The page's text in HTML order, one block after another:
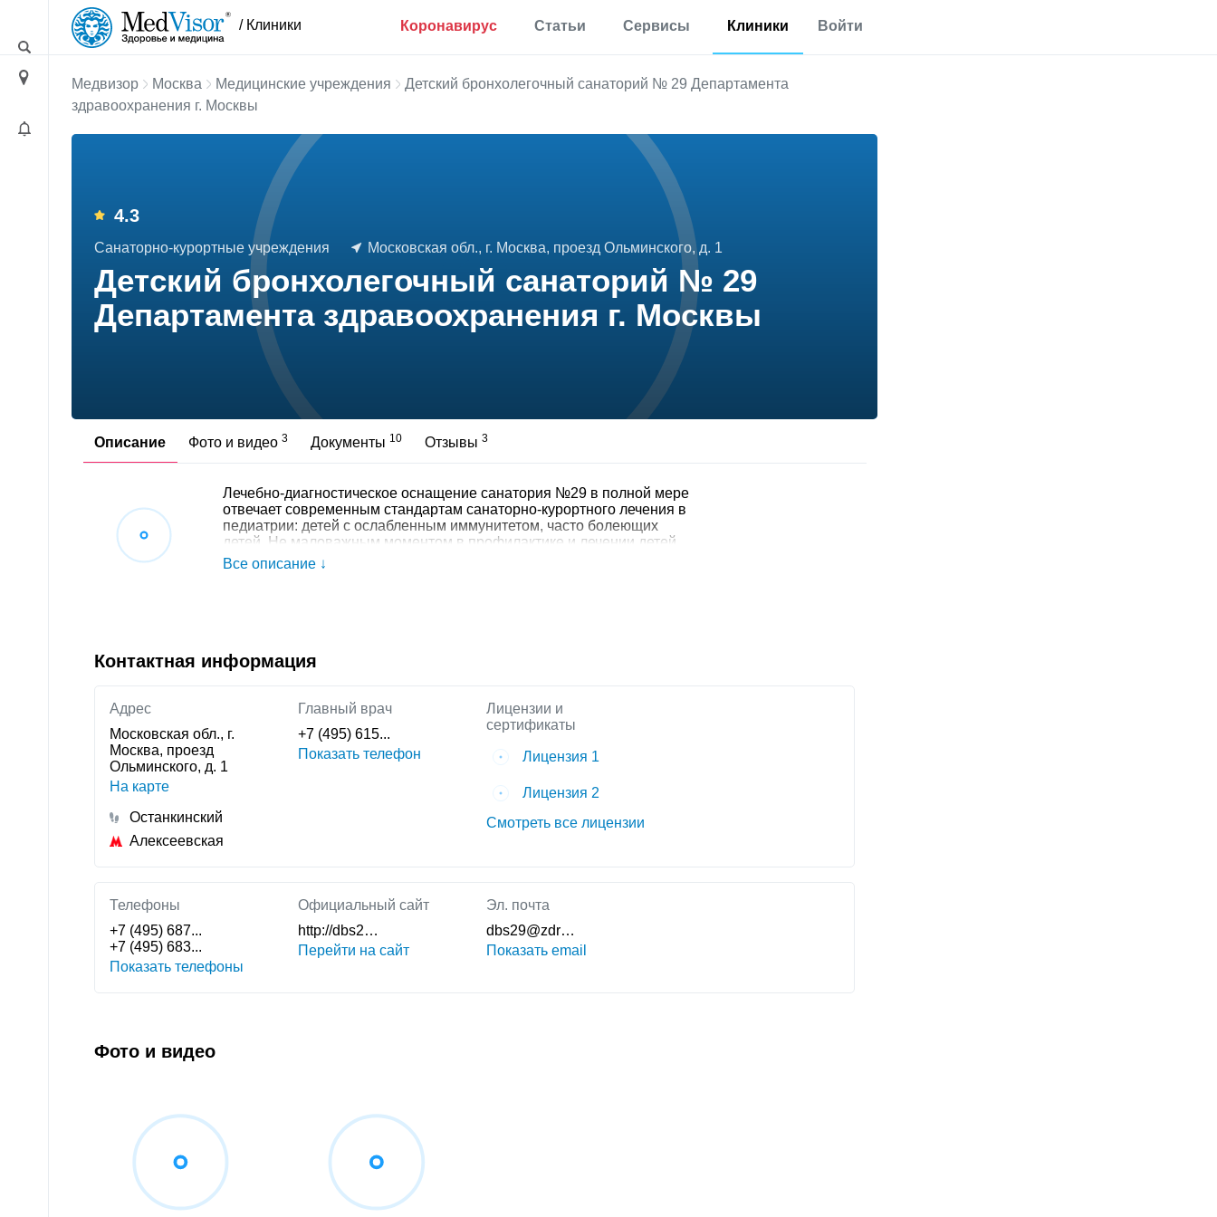
/ Клиники Коронавирус
информация
Статьи
Статьи
Первая помощь
Результаты анализов
Сервисы
жира в теле
определения
процента жира по
методу ВМС США
Калькулятор
основного обмена
веществ
Калькулятор
корректировки дозы
инсулина
Еще 17 сервисов
Расшифровка
анализов онлайн
Клиники Войти
Медвизор Москва Медицинские учреждения
Детский бронхолегочный санаторий № 29 Департамента
здравоохранения г. Москвы
4.3
Санаторно-курортные учреждения Московская обл., г. Москва, проезд Ольминского, д. 1
Детский бронхолегочный санаторий № 29
Департамента здравоохранения г. Москвы
Описание Фото и видео 3 Документы 10 Отзывы 3
Лечебно-диагностическое оснащение санатория №29 в полной мере
отвечает современным стандартам санаторно-курортного лечения в
педиатрии: детей с ослабленным иммунитетом, часто болеющих
детей. Не маловажным моментом в профилактике и лечении детей
является правильное и диетическое питание, подобранное
Все описание ↓
Контактная информация
Адрес
Московская обл., г.
Москва, проезд
Ольминского, д. 1
На карте
Останкинский
Алексеевская
Главный врач
+7 (495) 615...
Показать телефон
Лицензии и
сертификаты
Лицензия 1
Лицензия 2
Смотреть все лицензии
Телефоны
+7 (495) 687...
+7 (495) 683...
Показать телефоны
Официальный сайт
http://dbs2…
Перейти на сайт
Эл. почта
dbs29@zdr…
Показать email
Фото и видео